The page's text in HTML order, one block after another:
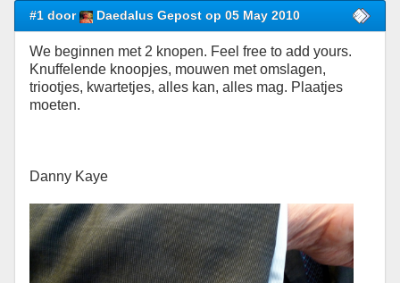
#1 door Daedalus Gepost op 05 May 2010
We beginnen met 2 knopen. Feel free to add yours.
Knuffelende knoopjes, mouwen met omslagen,
triootjes, kwartetjes, alles kan, alles mag. Plaatjes
moeten.
Danny Kaye